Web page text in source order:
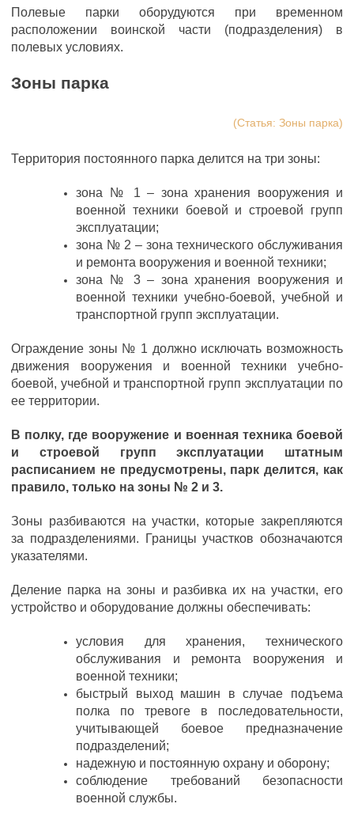
Полевые парки оборудуются при временном
расположении воинской части (подразделения) в
полевых условиях.
Зоны парка
(Статья: Зоны парка)
Территория постоянного парка делится на три зоны:
зона № 1 – зона хранения вооружения и
военной техники боевой и строевой групп
эксплуатации;
зона № 2 – зона технического обслуживания
и ремонта вооружения и военной техники;
зона № 3 – зона хранения вооружения и
военной техники учебно-боевой, учебной и
транспортной групп эксплуатации.
Ограждение зоны № 1 должно исключать возможность
движения вооружения и военной техники учебно-
боевой, учебной и транспортной групп эксплуатации по
ее территории.
В полку, где вооружение и военная техника боевой
и строевой групп эксплуатации штатным
расписанием не предусмотрены, парк делится, как
правило, только на зоны № 2 и 3.
Зоны разбиваются на участки, которые закрепляются
за подразделениями. Границы участков обозначаются
указателями.
Деление парка на зоны и разбивка их на участки, его
устройство и оборудование должны обеспечивать:
условия для хранения, технического
обслуживания и ремонта вооружения и
военной техники;
быстрый выход машин в случае подъема
полка по тревоге в последовательности,
учитывающей боевое предназначение
подразделений;
надежную и постоянную охрану и оборону;
соблюдение требований безопасности
военной службы.